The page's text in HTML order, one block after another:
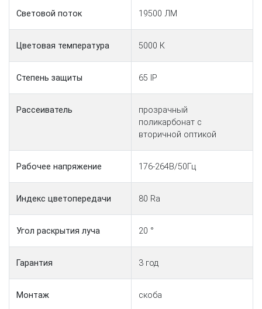
Световой поток 19500 ЛМ
Цветовая температура 5000 К
Степень защиты 65 IP
Рассеиватель
прозрачный
поликарбонат с
вторичной оптикой
Рабочее напряжение 176-264В/50Гц
Индекс цветопередачи 80 Ra
Угол раскрытия луча 20 °
Гарантия 3 год
Монтаж скоба